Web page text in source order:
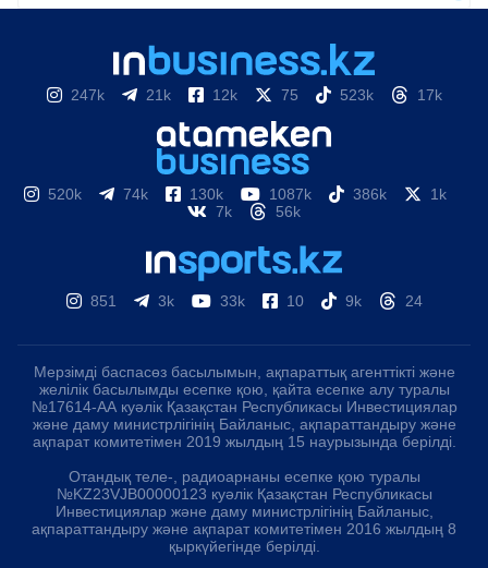
247k 21k 12k 75 523k 17k
520k 74k 130k 1087k 386k
1k
7k
56k
851 3k 33k 10 9k 24
Мерзімді баспасөз басылымын, ақпараттық агенттікті және
желілік басылымды есепке қою, қайта есепке алу туралы
№17614-АА куәлік Қазақстан Республикасы Инвестициялар
және даму министрлігінің Байланыс, ақпараттандыру және
ақпарат комитетімен 2019 жылдың 15 наурызында берілді.
Отандық теле-, радиоарнаны есепке қою туралы
№KZ23VJB00000123 куәлік Қазақстан Республикасы
Инвестициялар және даму министрлігінің Байланыс,
ақпараттандыру және ақпарат комитетімен 2016 жылдың 8
қыркүйегінде берілді.